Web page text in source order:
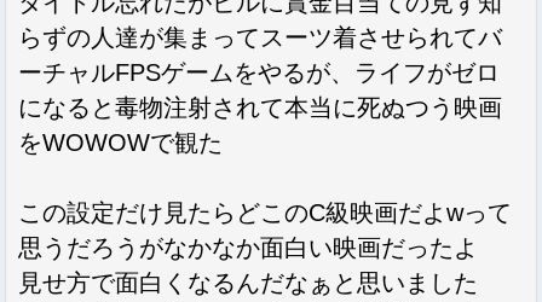
らずの人達が集まってスーツ着させられてバ
ーチャルFPSゲームをやるが、ライフがゼロ
になると毒物注射されて本当に死ぬつう映画
をWOWOWで観た
この設定だけ見たらどこのC級映画だよwって
思うだろうがなかなか面白い映画だったよ
見せ方で面白くなるんだなぁと思いました